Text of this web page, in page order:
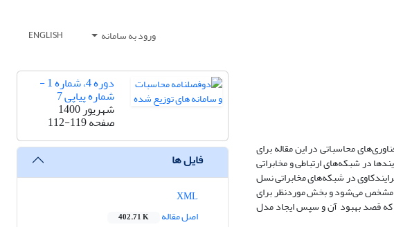
ورود به سامانه ENGLISH
محاسباتی در این مقاله برای
در شبکه‌های ارتباطی و مخابراتی
در شبکه‌های مخابراتی نسل
مشخص می‌شود و بخش موردنظر برای
که قصد بهبود آن و سپس ایجاد مدل
دوره 4، شماره 1 -
شماره پیاپی 7
شهریور 1400
صفحه112-119
فایل ها
اصل مقاله
402.71 K